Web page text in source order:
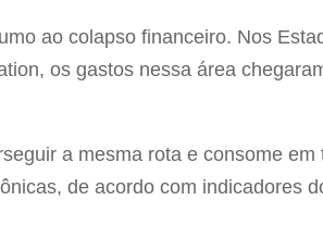
ao colapso financeiro. Nos
os gastos nessa área
a mesma rota e consome
de acordo com indicadores